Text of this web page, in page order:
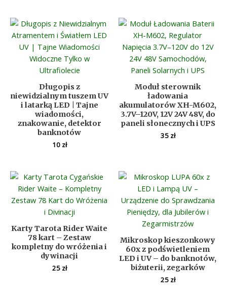
Długopis z
niewidzialnym tuszem UV
i latarką LED | Tajne
wiadomości,
znakowanie, detektor
banknotów
10 zł
Moduł sterownik
ładowania
akumulatorów XH-M602,
3.7V–120V, 12V 24V 48V, do
paneli słonecznych i UPS
35 zł
Karty Tarota Rider Waite
78 kart – Zestaw
kompletny do wróżenia i
dywinacji
25 zł
Mikroskop kieszonkowy
60x z podświetleniem
LED i UV – do banknotów,
biżuterii, zegarków
25 zł